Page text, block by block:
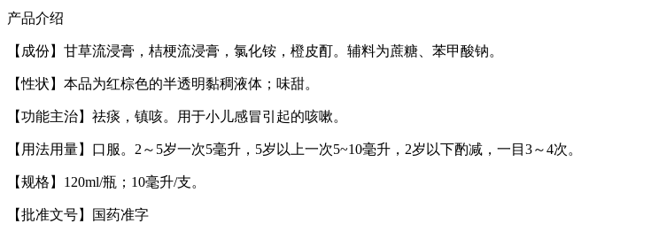
产品介绍
【成份】甘草流浸膏，桔梗流浸膏，氯化铵，橙皮酊。辅料为蔗糖、苯甲酸钠。
【性状】本品为红棕色的半透明黏稠液体；味甜。
【功能主治】祛痰，镇咳。用于小儿感冒引起的咳嗽。
【用法用量】口服。2～5岁一次5毫升，5岁以上一次5~10毫升，2岁以下酌减，一目3～4次。
【规格】120ml/瓶；10毫升/支。
【批准文号】国药准字